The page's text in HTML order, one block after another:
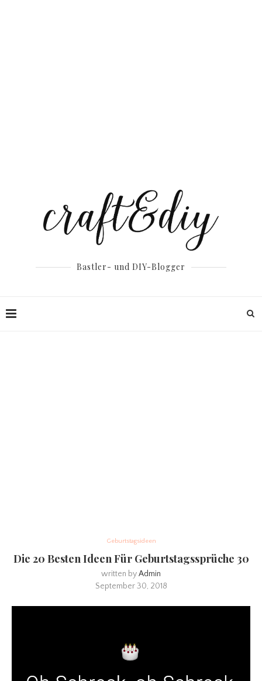
Bastler- und DIY-Blogger
Geburtstagsideen
Die 20 Besten Ideen Für Geburtstagssprüche 30
written byAdmin
September 30, 2018